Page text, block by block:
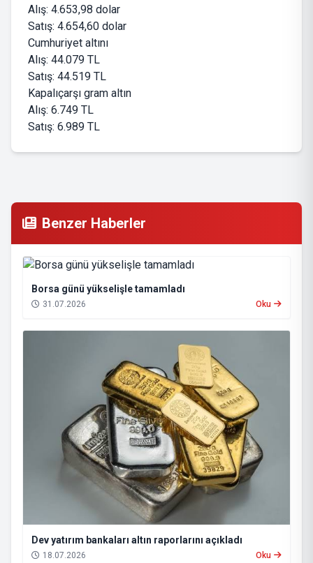
Alış: 4.653,98 dolar
Satış: 4.654,60 dolar
Cumhuriyet altını
Alış: 44.079 TL
Satış: 44.519 TL
Kapalıçarşı gram altın
Alış: 6.749 TL
Satış: 6.989 TL
Benzer Haberler
Borsa günü yükselişle tamamladı
31.07.2026 Oku
Dev yatırım bankaları altın raporlarını açıkladı
18.07.2026 Oku